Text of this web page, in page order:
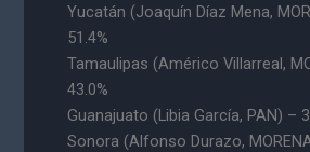
Yucatán (Joaquín Díaz Mena,
51.4%
Tamaulipas (Américo Villarreal,
43.0%
Guanajuato (Libia García, PAN) –
Sonora (Alfonso Durazo,